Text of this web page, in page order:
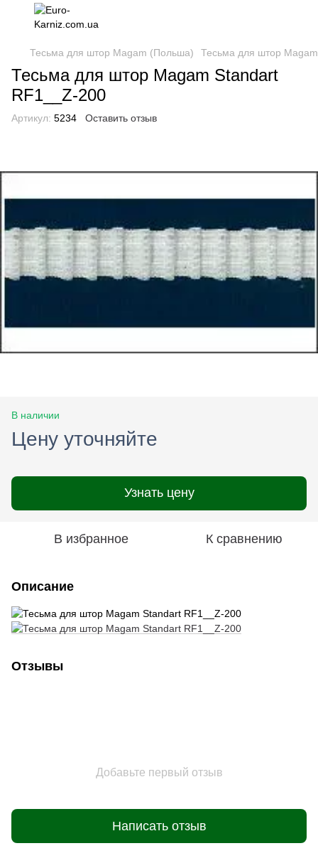
Тесьма для штор Magam (Польша) Тесьма для штор
Тесьма для штор Magam Standart
RF1__Z-200
Артикул: 5234 Оставить отзыв
В наличии
Цену уточняйте
Узнать цену
В избранное К сравнению
Описание
Отзывы
Добавьте первый отзыв
Написать отзыв